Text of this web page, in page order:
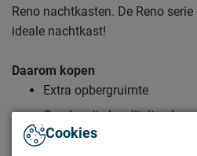
Reno nachtkasten. De Reno
ideale nachtkast!
Daarom kopen
Extra opbergruimte
Goede prijs-
Voor iedereen een passende
Cookies